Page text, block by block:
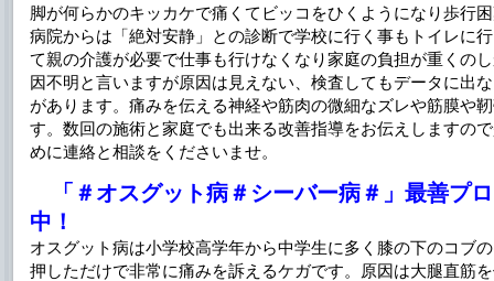
脚が何らかのキッカケで痛くてビッコをひくようになり歩行
病院からは「絶対安静」との診断で学校に行く事もトイレに
て親の介護が必要で仕事も行けなくなり家庭の負担が重くの
因不明と言いますが原因は見えない、検査してもデータに出
があります。痛みを伝える神経や筋肉の微細なズレや筋膜や
す。数回の施術と家庭でも出来る改善指導をお伝えしますの
めに連絡と相談をくださいませ。
「＃オスグット病＃シーバー病＃」最善プ
中！
オスグット病は小学校高学年から中学生に多く膝の下のコブ
押しただけで非常に痛みを訴えるケガです。原因は大腿直筋